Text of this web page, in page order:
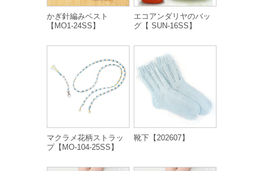
かぎ針編みベスト
【MO1-24SS】
エコアンダリヤのバッ
グ【 SUN-16SS】
マクラメ花柄ストラッ
プ【MO-104-25SS】
靴下【202607】